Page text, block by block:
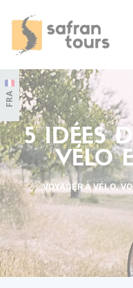
FRA
5 IDÉES
VÉLO
VOYAGER À VÉLO,